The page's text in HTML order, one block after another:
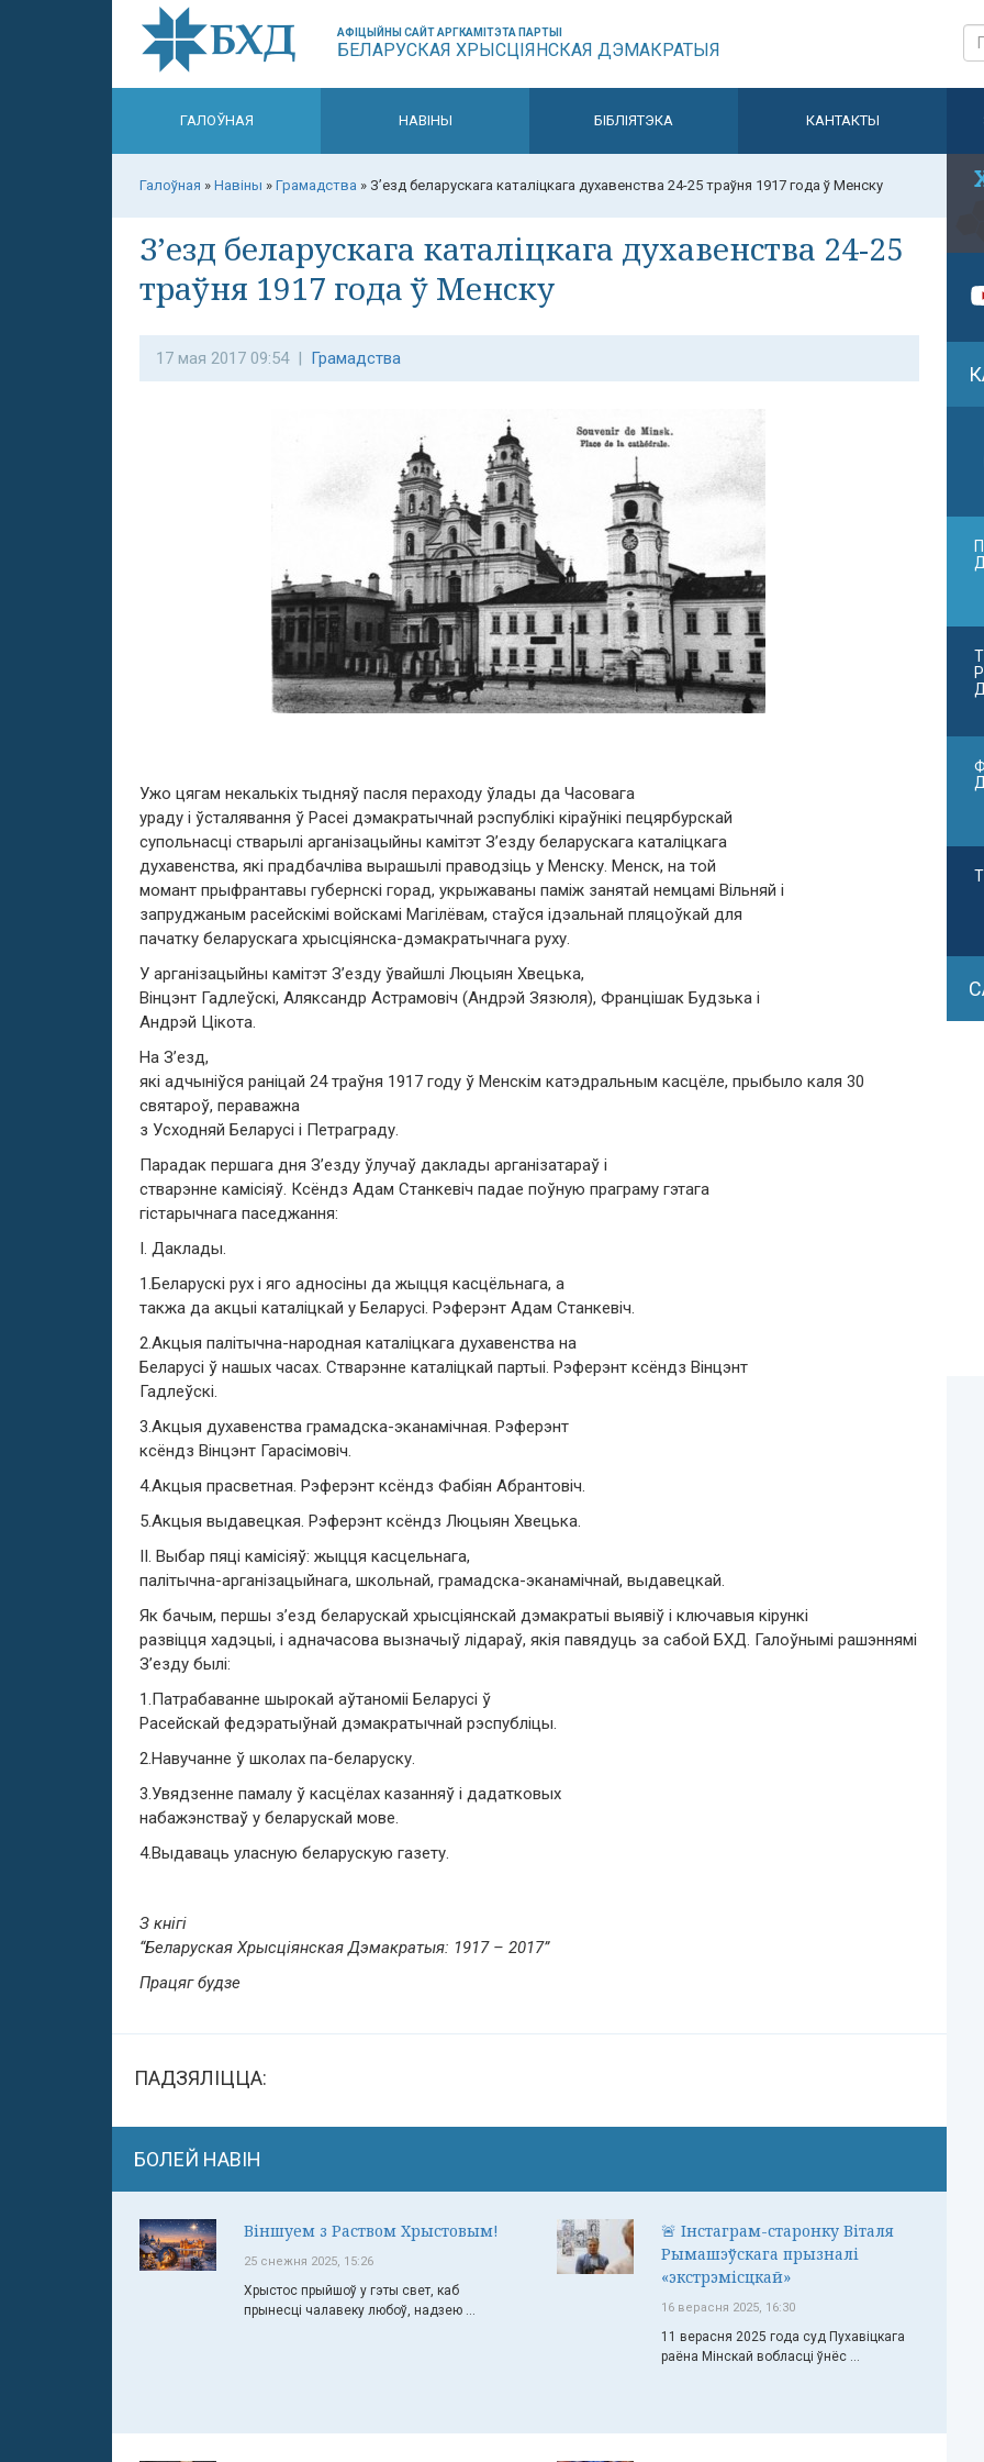
АФІЦЫЙНЫ САЙТ АРГКАМІТЭТА ПАРТЫІ
БЕЛАРУСКАЯ ХРЫСЦІЯНСКАЯ ДЭМАКРАТЫЯ
ГАЛОЎНАЯ НАВІНЫ БІБЛІЯТЭКА КАНТАКТЫ
Галоўная » Навіны » Грамадства » З’езд беларускага каталіцкага духавенства 24-25 траўня 1917 года ў Менску
З’езд беларускага каталіцкага духавенства 24-25
траўня 1917 года ў Менску
17 мая 2017 09:54 | Грамадства
Ужо цягам некалькіх тыдняў пасля пераходу ўлады да Часовага
ураду і ўсталявання ў Расеі дэмакратычнай рэспублікі кіраўнікі пецярбурскай
супольнасці стварылі арганізацыйны камітэт З’езду беларускага каталіцкага
духавенства, які прадбачліва вырашылі праводзіць у Менску. Менск, на той
момант прыфрантавы губернскі горад, укрыжаваны паміж занятай немцамі Вільняй і
запруджаным расейскімі войскамі Магілёвам, стаўся ідэальнай пляцоўкай для
пачатку беларускага хрысціянска-дэмакратычнага руху.
У арганізацыйны камітэт З’езду ўвайшлі Люцыян Хвецька,
Вінцэнт Гадлеўскі, Аляксандр Астрамовіч (Андрэй Зязюля), Францішак Будзька і
Андрэй Цікота.
На З’езд,
які адчыніўся раніцай 24 траўня 1917 году ў Менскім катэдральным касцёле, прыбыло каля 30
святароў, пераважна
з Усходняй Беларусі і Петраграду.
Парадак першага дня З’езду ўлучаў даклады арганізатараў і
стварэнне камісіяў. Ксёндз Адам Станкевіч падае поўную праграму гэтага
гістарычнага паседжання:
І. Даклады.
1.Беларускі рух і яго адносіны да жыцця касцёльнага, а
такжа да акцыі каталіцкай у Беларусі. Рэферэнт Адам Станкевіч.
2.Акцыя палітычна-народная каталіцкага духавенства на
Беларусі ў нашых часах. Стварэнне каталіцкай партыі. Рэферэнт ксёндз Вінцэнт
Гадлеўскі.
3.Акцыя духавенства грамадска-эканамічная. Рэферэнт
ксёндз Вінцэнт Гарасімовіч.
4.Акцыя прасветная. Рэферэнт ксёндз Фабіян Абрантовіч.
5.Акцыя выдавецкая. Рэферэнт ксёндз Люцыян Хвецька.
ІІ. Выбар пяці камісіяў: жыцця касцельнага,
палітычна-арганізацыйнага, школьнай, грамадска-эканамічнай, выдавецкай.
Як бачым, першы з’езд беларускай хрысціянскай дэмакратыі выявіў і ключавыя кірункі
развіцця хадэцыі, і адначасова вызначыў лідараў, якія павядуць за сабой БХД. Галоўнымі рашэннямі
З’езду былі:
1.Патрабаванне шырокай аўтаноміі Беларусі ў
Расейскай федэратыўнай дэмакратычнай рэспубліцы.
2.Навучанне ў школах па-беларуску.
3.Увядзенне памалу ў касцёлах казанняў і дадатковых
набажэнстваў у беларускай мове.
4.Выдаваць уласную беларускую газету.
З кнігі
“Беларуская Хрысціянская Дэмакратыя: 1917 – 2017”
Працяг будзе
ПАДЗЯЛІЦЦА:
БОЛЕЙ НАВІН
Віншуем з Раством Хрыстовым!
25 снежня 2025, 15:26
Хрыстос прыйшоў у гэты свет, каб
прынесці чалавеку любоў, надзею ...
🚨 Інстаграм-старонку Віталя
Рымашэўскага прызналі
«экстрэмісцкай»
16 верасня 2025, 16:30
11 верасня 2025 года суд Пухавіцкага
раёна Мінскай вобласці ўнёс ...